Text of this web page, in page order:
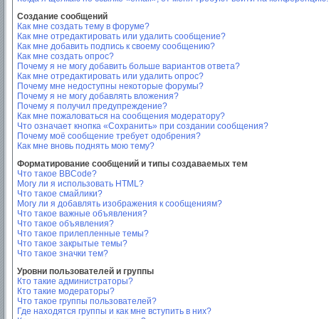
Создание сообщений
Как мне создать тему в форуме?
Как мне отредактировать или удалить сообщение?
Как мне добавить подпись к своему сообщению?
Как мне создать опрос?
Почему я не могу добавить больше вариантов ответа?
Как мне отредактировать или удалить опрос?
Почему мне недоступны некоторые форумы?
Почему я не могу добавлять вложения?
Почему я получил предупреждение?
Как мне пожаловаться на сообщения модератору?
Что означает кнопка «Сохранить» при создании сообщения?
Почему моё сообщение требует одобрения?
Как мне вновь поднять мою тему?
Форматирование сообщений и типы создаваемых тем
Что такое BBCode?
Могу ли я использовать HTML?
Что такое смайлики?
Могу ли я добавлять изображения к сообщениям?
Что такое важные объявления?
Что такое объявления?
Что такое прилепленные темы?
Что такое закрытые темы?
Что такое значки тем?
Уровни пользователей и группы
Кто такие администраторы?
Кто такие модераторы?
Что такое группы пользователей?
Где находятся группы и как мне вступить в них?